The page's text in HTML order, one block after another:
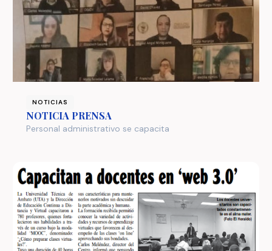
NOTICIAS
NOTICIA PRENSA
Personal administrativo se capacita